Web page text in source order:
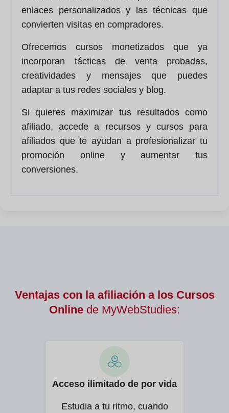
enlaces personalizados y las técnicas que
convierten visitas en compradores.
Ofrecemos cursos monetizados que ya
incorporan tácticas de venta probadas,
creatividades y mensajes que puedes
adaptar a tus redes sociales y blog.
Si quieres maximizar tus resultados como
afiliado, accede a recursos y cursos para
afiliados que te ayudan a profesionalizar tu
promoción online y aumentar tus
conversiones.
Ventajas con la afiliación a los Cursos
Online de MyWebStudies:
Acceso ilimitado de por vida
Estudia a tu ritmo, cuando